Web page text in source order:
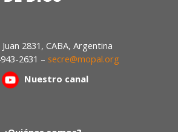
Juan 2831, CABA, Argentina
2631 – secre@mopal.org
Nuestro canal